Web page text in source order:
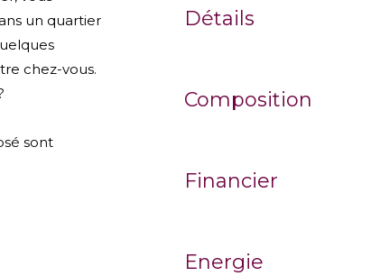
un quartier
chez-vous.
sont
Détails
Composition
Financier
Energie